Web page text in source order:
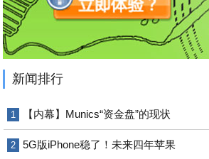
新闻排行
1 【内幕】Munics“资金盘”的现状
2 5G版iPhone稳了！未来四年苹果